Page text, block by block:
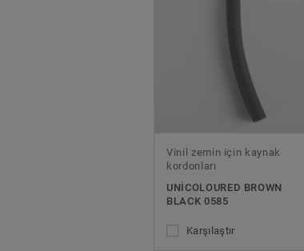
Vinil zemin için kaynak
kordonları
UNICOLOURED BROWN
BLACK 0585
Karşılaştır